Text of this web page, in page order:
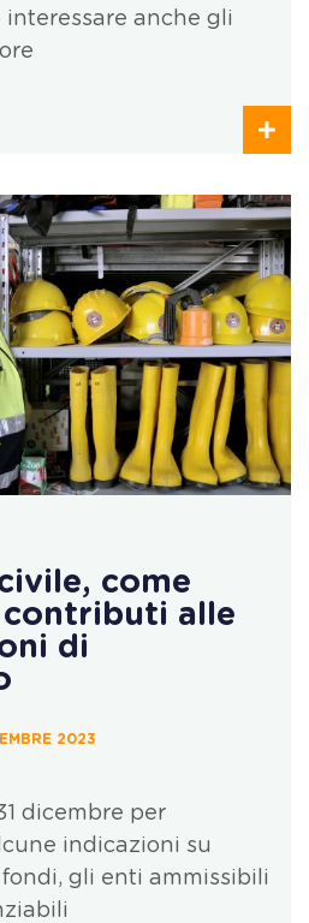
anche gli
come
contributi alle
di
2023
dicembre per
indicazioni su
gli enti ammissibili